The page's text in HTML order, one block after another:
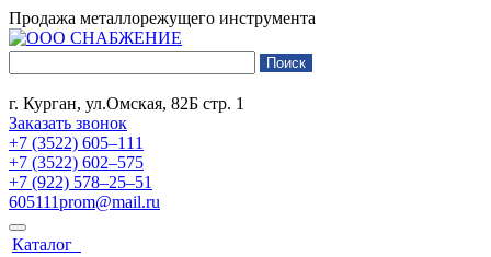
Продажа металлорежущего инструмента
г. Курган, ул.Омская, 82Б стр. 1
Заказать звонок
+7 (3522) 605‒111
+7 (3522) 602‒575
+7 (922) 578‒25‒51
605111prom@mail.ru
Каталог